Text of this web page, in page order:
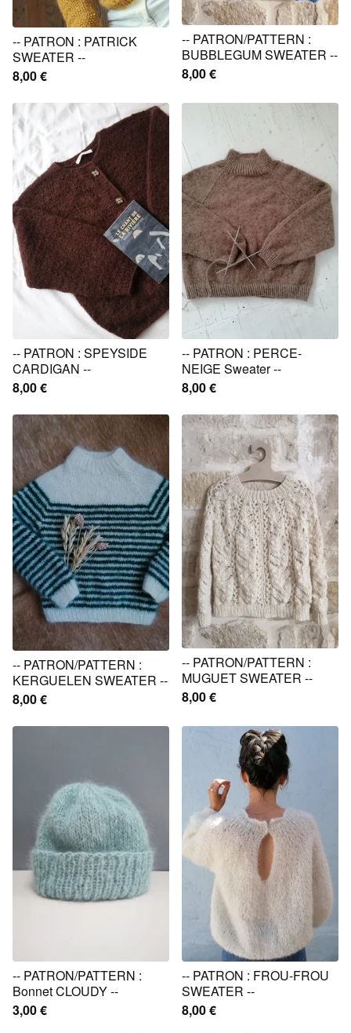
-- PATRON : PATRICK
SWEATER --
8,00€
-- PATRON/PATTERN :
BUBBLEGUM SWEATER --
8,00€
-- PATRON : SPEYSIDE
CARDIGAN --
8,00€
-- PATRON : PERCE-
NEIGE Sweater --
8,00€
-- PATRON/PATTERN :
KERGUELEN SWEATER --
8,00€
-- PATRON/PATTERN :
MUGUET SWEATER --
8,00€
-- PATRON/PATTERN :
Bonnet CLOUDY --
3,00€
-- PATRON : FROU-FROU
SWEATER --
8,00€